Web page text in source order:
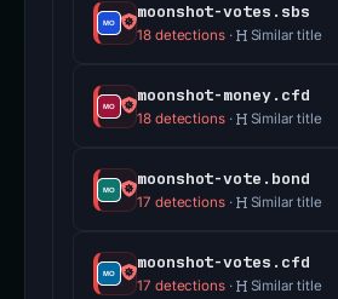
moonshot-votes.sbs
18 detections· Similar title
moonshot-money.cfd
18 detections· Similar title
moonshot-vote.bond
17 detections· Similar title
moonshot-votes.cfd
17 detections· Similar title